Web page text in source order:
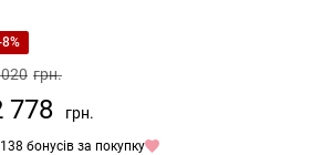
грн.
778 грн.
бонусів за покупку